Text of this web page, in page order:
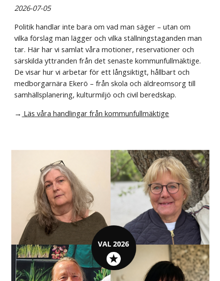
2026-07-05
Politik handlar inte bara om vad man säger – utan om
vilka förslag man lägger och vilka ställningstaganden man
tar. Här har vi samlat våra motioner, reservationer och
särskilda yttranden från det senaste kommunfullmäktige.
De visar hur vi arbetar för ett långsiktigt, hållbart och
medborgarnära Ekerö – från skola och äldreomsorg till
samhällsplanering, kulturmiljö och civil beredskap.
→ Läs våra handlingar från kommunfullmäktige